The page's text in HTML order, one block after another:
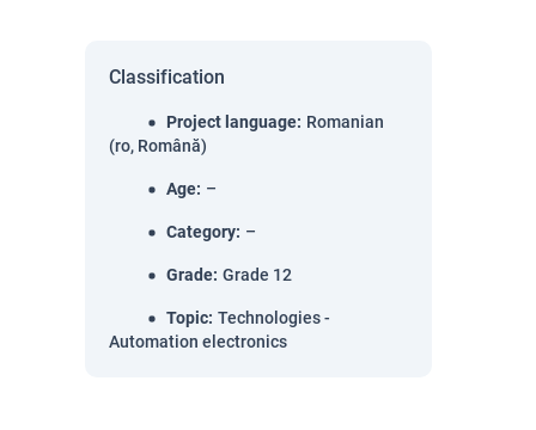
Classification
Project language: Romanian
(ro, Română)
Age: –
Category: –
Grade: Grade 12
Topic: Technologies -
Automation electronics